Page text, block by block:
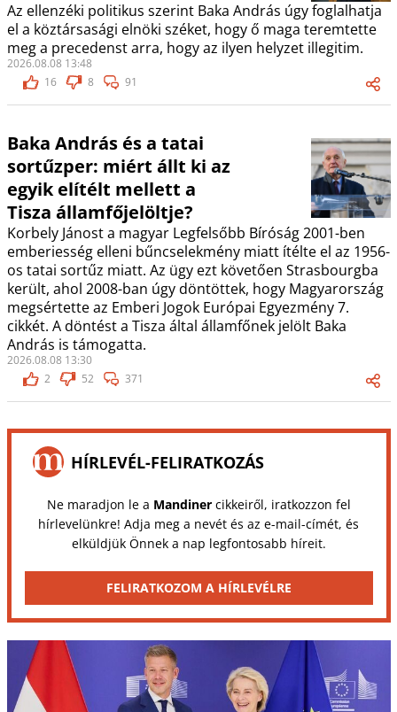
Az ellenzéki politikus szerint Baka András úgy foglalhatja
el a köztársasági elnöki széket, hogy ő maga teremtette
meg a precedenst arra, hogy az ilyen helyzet illegitim.
2026.08.08 13:48
16
8 91
Baka András és a tatai
sortűzper: miért állt ki az
egyik elítélt mellett a
Tisza államfőjelöltje?
Korbely Jánost a magyar Legfelsőbb Bíróság 2001-ben
emberiesség elleni bűncselekmény miatt ítélte el az 1956-
os tatai sortűz miatt. Az ügy ezt követően Strasbourgba
került, ahol 2008-ban úgy döntöttek, hogy Magyarország
megsértette az Emberi Jogok Európai Egyezmény 7.
cikkét. A döntést a Tisza által államfőnek jelölt Baka
András is támogatta.
2026.08.08 13:30
2
52 371
HÍRLEVÉL-FELIRATKOZÁS
Ne maradjon le a Mandinercikkeiről, iratkozzon fel
hírlevelünkre! Adja meg a nevét és az e-mail-címét, és
elküldjük Önnek a nap legfontosabb híreit.
FELIRATKOZOM A HÍRLEVÉLRE